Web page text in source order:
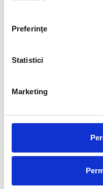
Preferinţe
Statistici
Marketing
FUELLED BY